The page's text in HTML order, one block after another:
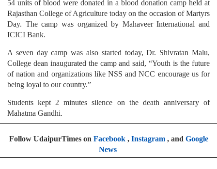
54 units of blood were donated in a blood donation camp held at
Rajasthan College of Agriculture today on the occasion of Martyrs
Day. The camp was organized by Mahaveer International and
ICICI Bank.
A seven day camp was also started today, Dr. Shivratan Malu,
College dean inaugurated the camp and said, “Youth is the future
of nation and organizations like NSS and NCC encourage us for
being loyal to our country.”
Students kept 2 minutes silence on the death anniversary of
Mahatma Gandhi.
Follow UdaipurTimes on Facebook, Instagram, and Google
News